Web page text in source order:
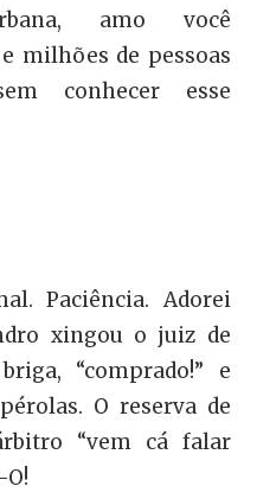
amo você
milhões de pessoas
conhecer esse
Paciência. Adorei
xingou o juiz de
“comprado!” e
O reserva de
“vem cá falar